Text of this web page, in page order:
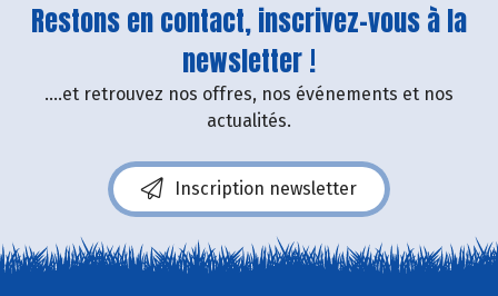
Restons en contact, inscrivez-vous à la
newsletter !
....et retrouvez nos offres, nos événements et nos
actualités.
Inscription newsletter